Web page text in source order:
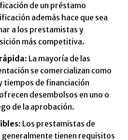
de un préstamo
además hace que sea
a los prestamistas y
más competitiva.
La mayoría de las
se comercializan como
tiempos de financiación
desembolsos en uno o
de la aprobación.
Los prestamistas de
tienen requisitos